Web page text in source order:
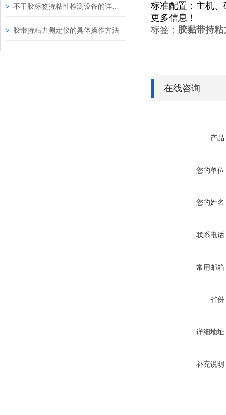
胶带持粘力测定仪的具体操作方法
标准配置：主机
更多信息！
标签： 胶黏带持
在线咨询
产品
您的单位
您的姓名
联系电话
常用邮箱
省份
详细地址
补充说明